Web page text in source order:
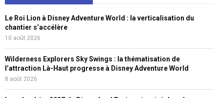
Le Roi Lion à Disney Adventure World : la verticalisation du
chantier s’accélère
10 août 2026
Wilderness Explorers Sky Swings : la thématisation de
l’attraction Là-Haut progresse à Disney Adventure World
8 août 2026